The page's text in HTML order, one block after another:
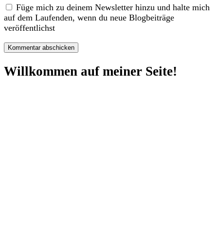
Füge mich zu deinem Newsletter hinzu und halte mich
auf dem Laufenden, wenn du neue Blogbeiträge
veröffentlichst
Willkommen auf meiner Seite!